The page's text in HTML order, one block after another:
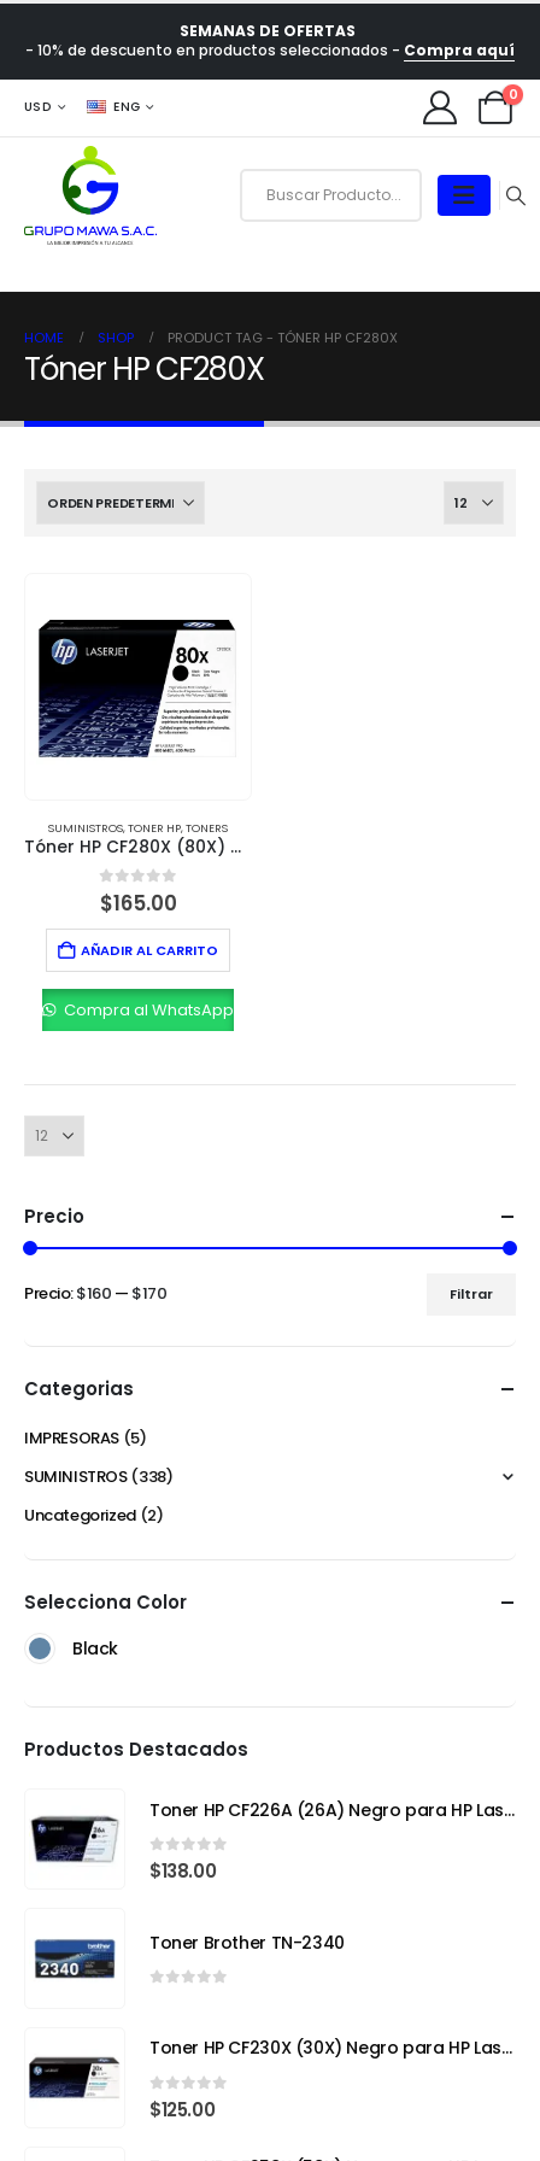
SEMANAS DE OFERTAS
- 10% de descuento en productos seleccionados - Compra aquí
USD ENG
0
HOME SHOP PRODUCT TAG - TÓNER HP CF280X
Tóner HP CF280X
SUMINISTROS,TONER HP,TONERS
Tóner HP CF280X (80X) Negro – Alto Rendimiento (6,900 páginas)
0out of 5
$165.00
AÑADIR AL CARRITO
Compra al WhatsApp
Precio
Filtrar
Precio:$160 — $170
Categorias
IMPRESORAS (5)
SUMINISTROS (338)
Uncategorized (2)
Selecciona Color
Black
Productos Destacados
Toner HP CF226A (26A) Negro para HP LaserJet Pro M402
0out of 5
$138.00
Toner Brother TN-2340
Toner HP CF230X (30X) Negro para HP LaserJet Pro
0out of 5
$125.00